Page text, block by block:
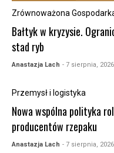
Zrównoważona
Bałtyk w kryzysie.
stad ryb
Anastazja Lach - 7 sierpnia, 2026
Przemysł i logistyka
Nowa wspólna polityka
producentów rzepaku
Anastazja Lach - 7 sierpnia, 2026